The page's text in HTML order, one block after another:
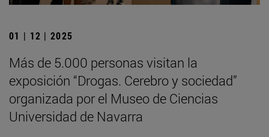
01 | 12 | 2025
Más de 5.000 personas visitan la
exposición “Drogas. Cerebro y sociedad”
organizada por el Museo de Ciencias
Universidad de Navarra